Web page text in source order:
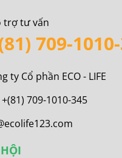
trợ tư vấn
709-
ty Cổ phần ECO - LIFE
+(81) 709-1010-345